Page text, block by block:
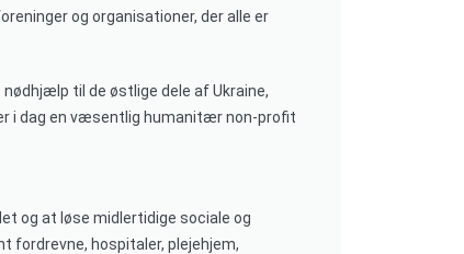
og organisationer, der alle er
til de østlige dele af Ukraine,
i dag en væsentlig humanitær non-profit
og at løse midlertidige sociale og
fordrevne, hospitaler, plejehjem,